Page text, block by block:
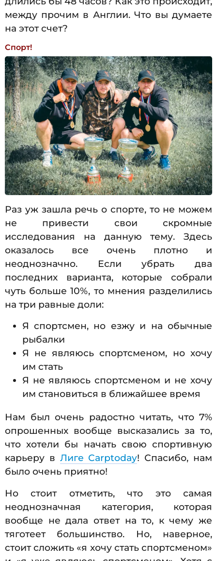
между прочим в Англии. Что вы думаете
на этот счет?
Спорт!
Раз уж зашла речь о спорте, то не можем
не привести свои скромные
исследования на данную тему. Здесь
оказалось все очень плотно и
неоднозначно. Если убрать два
последних варианта, которые собрали
чуть больше 10%, то мнения разделились
на три равные доли:
Я спортсмен, но езжу и на обычные
рыбалки
Я не являюсь спортсменом, но хочу
им стать
Я не являюсь спортсменом и не хочу
им становиться в ближайшее время
Нам был очень радостно читать, что 7%
опрошенных вообще высказались за то,
что хотели бы начать свою спортивную
карьеру в Лиге Carptoday! Спасибо, нам
было очень приятно!
Но стоит отметить, что это самая
неоднозначная категория, которая
вообще не дала ответ на то, к чему же
тяготеет большинство. Но, наверное,
стоит сложить «я хочу стать спортсменом»